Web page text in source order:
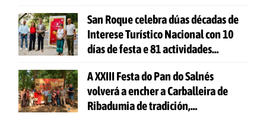
San Roque celebra dúas décadas de
Interese Turístico Nacional con 10
días de festa e 81 actividades
A XXIII Festa do Pan do Salnés
volverá a encher a Carballeira de
Ribadumia de tradición,